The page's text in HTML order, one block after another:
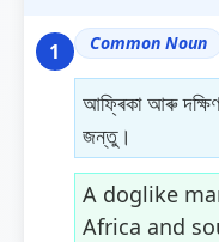
1 Common Noun
আফ্ৰিকা আৰু
জন্তু।
A doglike
Africa and